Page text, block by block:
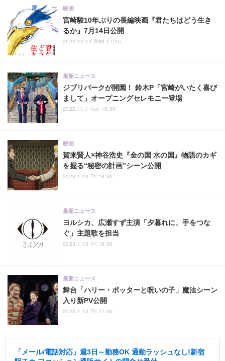
宮崎駿10年ぶりの長編映画『君たちはどう生き
るか』7月14日公開
映画
2022.12.14 Wed 17:15
ジブリパークが開園！ 鈴木P「宮崎がいたく喜び
まして」オープニングセレモニー登場
最新ニュース
2022.11.1 Tue 16:00
賀来賢人×神谷浩史『金の国 水の国』物語のカギ
を握る“秘密の計画”シーン公開
映画
2023.1.13 Fri 18:30
ヨルシカ、広瀬すず主演「夕暮れに、手をつな
ぐ」主題歌を担当
最新ニュース
2023.1.13 Fri 18:00
舞台「ハリー・ポッターと呪いの子」魔法シーン
入り新PV公開
最新ニュース
2023.1.13 Fri 17:00
「メール/電話対応」週3日～勤務OK 通勤ラッシュなし!新宿